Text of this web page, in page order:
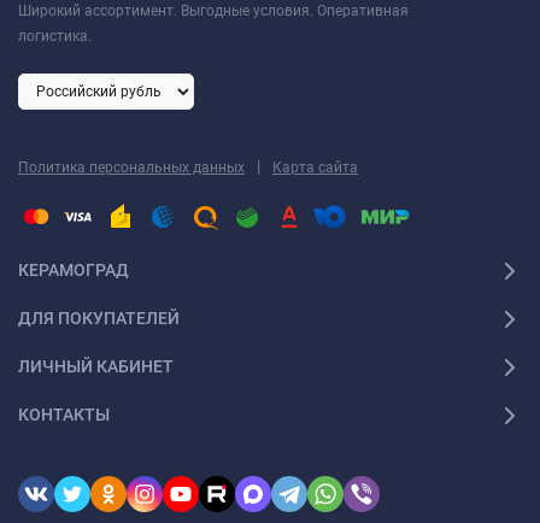
Широкий ассортимент. Выгодные условия. Оперативная
логистика.
Политика персональных данных | Карта сайта
КЕРАМОГРАД
ДЛЯ ПОКУПАТЕЛЕЙ
ЛИЧНЫЙ КАБИНЕТ
КОНТАКТЫ